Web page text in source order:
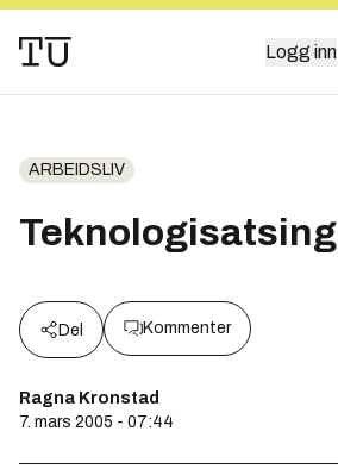
Logg inn
ARBEIDSLIV
Teknologisatsing
Del Kommenter
Ragna Kronstad
7. mars 2005 - 07:44